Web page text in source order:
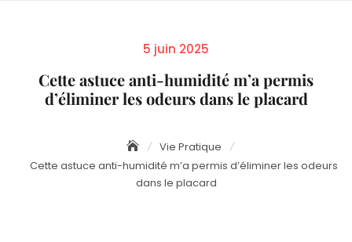
Posted
5 juin 2025
Cette astuce anti-humidité m’a permis
d’éliminer les odeurs dans le placard
Vie Pratique
Cette astuce anti-humidité m’a permis d’éliminer les odeurs
dans le placard